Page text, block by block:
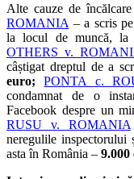
Alte cauze de
ROMANIA – a scris
la locul de muncă,
OTHERS v.
câștigat dreptul de a
euro;PONTA c.
condamnat de o
Facebook despre un
RUSU v. ROMANIA
neregulile inspectorului
asta în România – 9.000